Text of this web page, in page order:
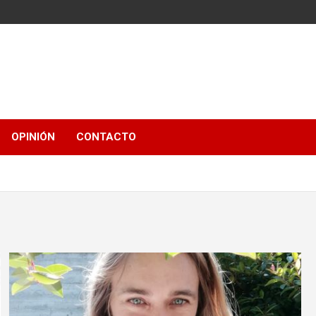
OPINIÓN CONTACTO